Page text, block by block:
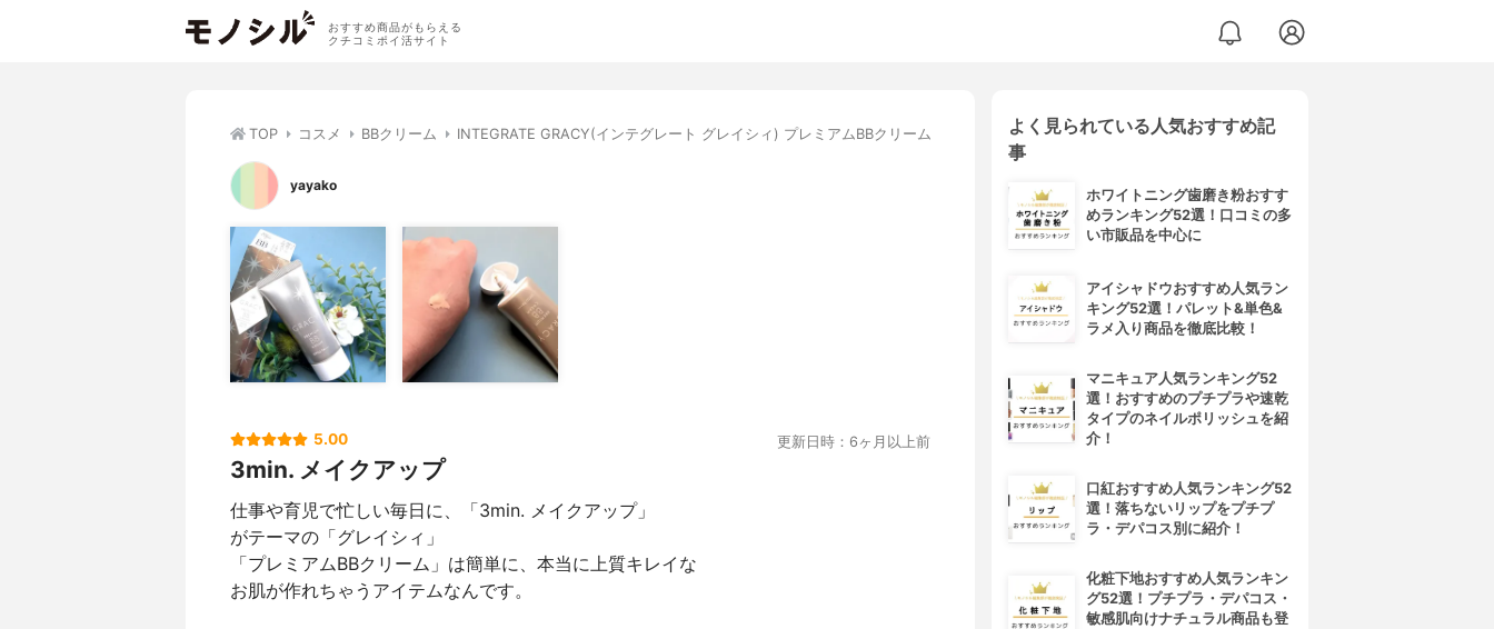
おすすめ商品がもらえる
クチコミポイ活サイト
TOP コスメ BBクリーム INTEGRATE GRACY(インテグレート グレイシィ) プレミアムBBクリーム
yayako
5.00 更新日時：6ヶ月以上前
3min. メイクアップ
仕事や育児で忙しい毎日に、「3min. メイクアップ」
がテーマの「グレイシィ」
「プレミアムBBクリーム」は簡単に、本当に上質キレイな
お肌が作れちゃうアイテムなんです。
よく見られている人気おすすめ記
事
ホワイトニング歯磨き粉おすす
めランキング52選！口コミの多
い市販品を中心に
アイシャドウおすすめ人気ラン
キング52選！パレット&単色&
ラメ入り商品を徹底比較！
マニキュア人気ランキング52
選！おすすめのプチプラや速乾
タイプのネイルポリッシュを紹
介！
口紅おすすめ人気ランキング52
選！落ちないリップをプチプ
ラ・デパコス別に紹介！
化粧下地おすすめ人気ランキン
グ52選！プチプラ・デパコス・
敏感肌向けナチュラル商品も登